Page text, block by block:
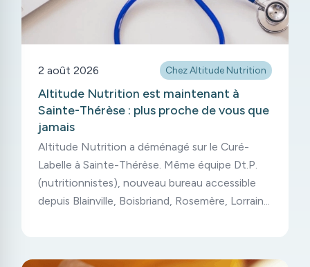
2 août 2026 Chez Altitude Nutrition
Altitude Nutrition est maintenant à
Sainte-Thérèse : plus proche de vous que
jamais
Altitude Nutrition a déménagé sur le Curé-
Labelle à Sainte-Thérèse. Même équipe Dt.P.
(nutritionnistes), nouveau bureau accessible
depuis Blainville, Boisbriand, Rosemère, Lorraine